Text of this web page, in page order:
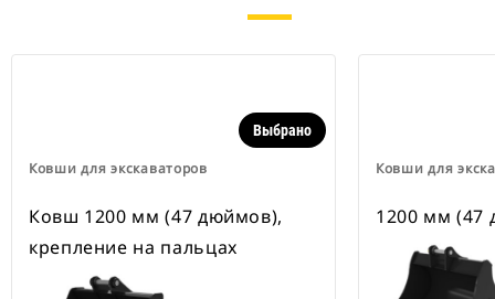
Ковши для экскаваторов
Выбрано
Ковш 1200 мм (47 дюймов),
крепление на пальцах
Ковши для
1200 мм (47